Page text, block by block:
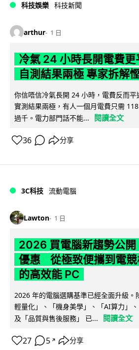
科技娛樂 科技新聞
arthur 1 日
冷氣 24 小時長開電費更
自測結果兩極 專家拆解
你信唔信冷氣長開 24 小時，電費反而
實測結果兩極，有人一個月電費只需
過千。電力部門話不能...
閱讀全文
36 分享
3C科技 流動電腦
Lawton 1 日
2026 買電腦新趨勢公開
優惠 從極致便攜到電競
的高效能 PC
2026 年的電腦選購基準已經全面升級。
輕量化」、「機身美學」、「AI算力」
及「品質與售後服務」 已...
閱讀全文
27 5 ↗ 分享